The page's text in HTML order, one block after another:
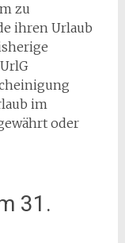
zu
ihren Urlaub
im
oder
31.